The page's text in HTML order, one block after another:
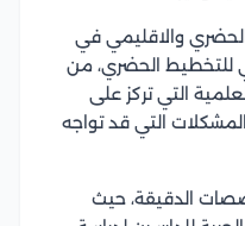
والاقليمي في
للتخطيط الحضري، من
التي تركز على
التي قد تواجه
الدقيقة، حيث